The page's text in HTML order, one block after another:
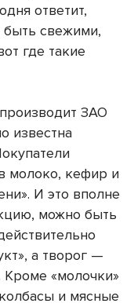
ответит,
свежими,
где такие
ЗАО
известна
молоко, кефир и
И это вполне
можно быть
а творог —
Кроме «молочки»
и мясные